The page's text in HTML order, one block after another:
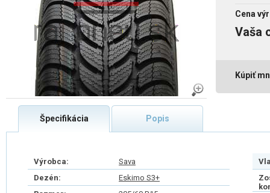
Cena
Vaša
Kúpiť
Špecifikácia Popis
Výrobca:
Sava
Dezén:
Eskimo S3+